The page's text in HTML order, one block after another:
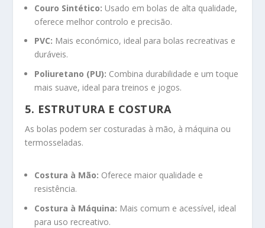
Couro Sintético: Usado em bolas de alta qualidade,
oferece melhor controlo e precisão.
PVC: Mais económico, ideal para bolas recreativas e
duráveis.
Poliuretano (PU): Combina durabilidade e um toque
mais suave, ideal para treinos e jogos.
5. ESTRUTURA E COSTURA
As bolas podem ser costuradas à mão, à máquina ou
termosseladas.
Costura à Mão: Oferece maior qualidade e
resistência.
Costura à Máquina: Mais comum e acessível, ideal
para uso recreativo.